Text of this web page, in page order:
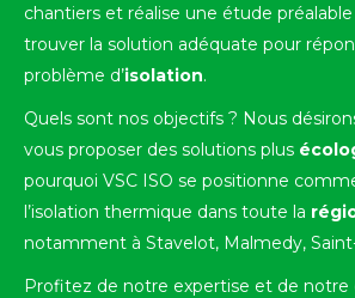
chantiers et réalise une étude
trouver la solution adéquate pour
problème d’isolation.
Quels sont nos objectifs ? Nous
vous proposer des solutions plus
pourquoi VSC ISO se positionne
l’isolation thermique dans toute la
notamment à Stavelot, Malmedy,
Profitez de notre expertise et de notre